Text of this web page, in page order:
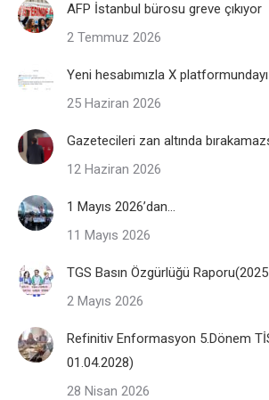
AFP İstanbul bürosu greve çıkıyor
2 Temmuz 2026
Yeni hesabımızla X
25 Haziran 2026
Gazetecileri zan altında
12 Haziran 2026
1 Mayıs 2026’dan…
11 Mayıs 2026
TGS Basın Özgürlüğü
2 Mayıs 2026
Refinitiv Enformasyon 5.Dönem
01.04.2028)
28 Nisan 2026